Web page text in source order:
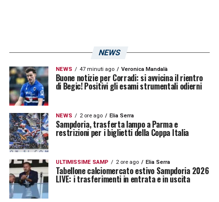
NEWS
NEWS 47 minuti ago Veronica Mandalà
Buone notizie per Corradi: si avvicina il rientro
di Begic! Positivi gli esami strumentali odierni
NEWS 2 ore ago Elia Serra
Sampdoria, trasferta lampo a Parma e
restrizioni per i biglietti della Coppa Italia
ULTIMISSIME SAMP 2 ore ago Elia Serra
Tabellone calciomercato estivo Sampdoria 2026
LIVE: i trasferimenti in entrata e in uscita